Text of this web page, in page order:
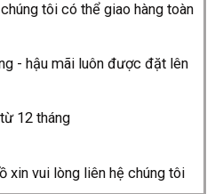
tôi có thể giao hàng toàn
- hậu mãi luôn được đặt lên
12 tháng
xin vui lòng liên hệ chúng tôi